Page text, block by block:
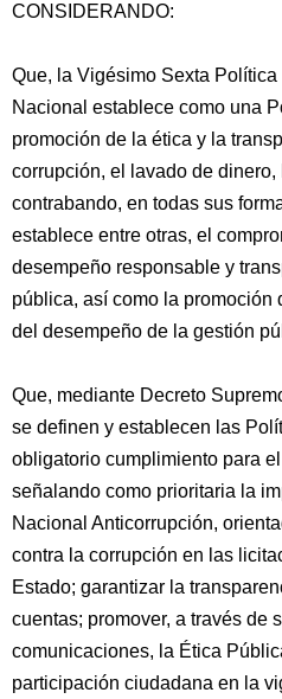
CONSIDERANDO:
Que, la Vigésimo Sexta
Nacional establece como una
promoción de la ética y la
corrupción, el lavado de dinero,
contrabando, en todas sus
establece entre otras, el
desempeño responsable y
pública, así como la
del desempeño de la gestión
Que, mediante Decreto
se definen y establecen las
obligatorio cumplimiento para
señalando como prioritaria la
Nacional Anticorrupción,
contra la corrupción en las
Estado; garantizar la
cuentas; promover, a través de
comunicaciones, la Ética
participación ciudadana en la